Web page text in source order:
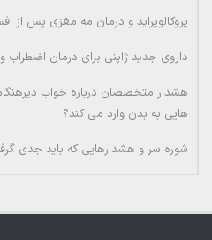
پروکالوپراید و درمان مه مغزی پس از
داروی جدید ژاپنی برای درمان اضطراب
هشدار متخصصان درباره خواب
هایی به بدن وارد می کند؟
شوره سر و هشدارهایی که باید جدی